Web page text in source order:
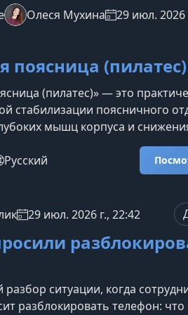
которые уже вас знают, и
от теплой базы.Где взять
если нет большой а
Олеся Мухина
29 июл. 2026
поясница (пилатес)
(пилатес)» — это
стабилизации поясничного
мышц корпуса и
спине. Программа подходит для
и помогает выстроить
через доступные
контроля над движением,
и улучшение
проработать зоны,
Русский
29 июл. 2026 г., 22:42
разбор ситуации, когда
разблокировать телефон: